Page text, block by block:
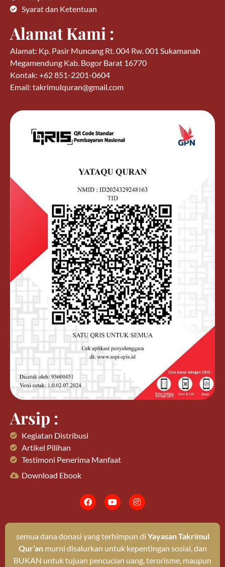
Syarat dan Ketentuan
Alamat Kami :
Alamat: Kp. Pasir Muncang Rt. 004 Rw. 001 Sukamanah
Megamendung Kab. Bogor Barat 16770
Kontak: +62 851-2201-0604
Email: takrimulquran@gmail.com
Arsip :
Kegiatan Distribusi
Artikel Pilihan
Testimoni Penerima Manfaat
Download Ebook
semua dana donasi yang terhimpun di Yayasan Takrimul
Qur’anmurni disalurkan untuk kepentingan sosial, dan
BUKAN untuk tujuan pencucian uang, terorisme, maupun